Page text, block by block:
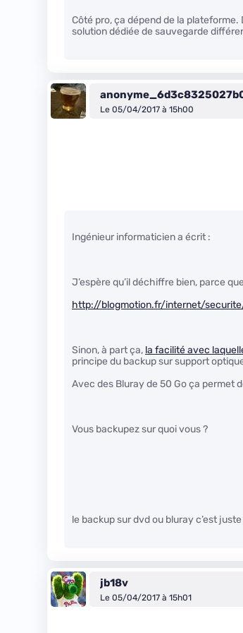
Côté pro, ça dépend de la
solution dédiée de sauvegarde
Le 05/04/2017 à 15h00
Ingénieur informaticien a écrit :
J’espère qu’il déchiffre bien, parce
http://blogmotion.fr/internet/
Sinon, à part ça, la facilité avec
principe du backup sur support
Avec des Bluray de 50 Go ça permet
Vous backupez sur quoi vous ?
le backup sur dvd ou bluray c’est
jb18v
Le 05/04/2017 à 15h01